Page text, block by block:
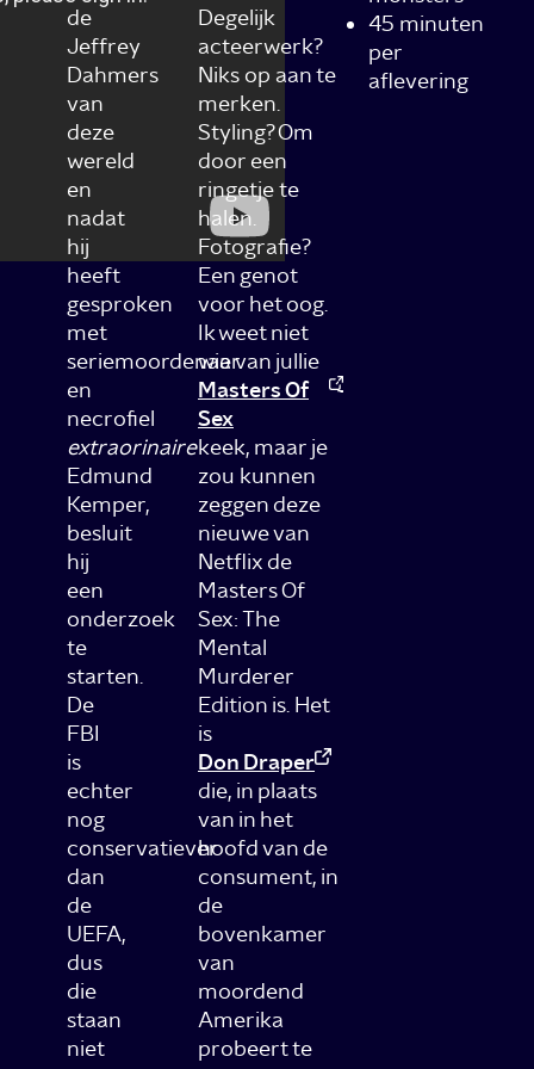
de
Jeffrey
Dahmers
van
deze
wereld
en
nadat
hij
heeft
gesproken
met
seriemoordenaar
en
necrofiel
extraorinaire
Edmund
Kemper,
besluit
hij
een
onderzoek
te
starten.
De
FBI
is
echter
nog
conservatiever
dan
de
UEFA,
dus
die
staan
niet
Degelijk
acteerwerk?
Niks op aan te
merken.
Styling? Om
door een
ringetje te
halen.
Fotografie?
Een genot
voor het oog.
Ik weet niet
wie van jullie
Masters Of
Sex
keek, maar je
zou kunnen
zeggen deze
nieuwe van
Netflix de
Masters Of
Sex: The
Mental
Murderer
Edition is. Het
is
Don Draper
die, in plaats
van in het
hoofd van de
consument, in
de
bovenkamer
van
moordend
Amerika
probeert te
45 minuten
per
aflevering